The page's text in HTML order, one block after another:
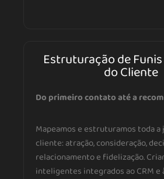
Estruturação de
do Cliente
Do primeiro contato até a
Mapeamos e estruturamos toda a
cliente: atração, consideração,
relacionamento e fidelização.
inteligentes integrados ao CRM e